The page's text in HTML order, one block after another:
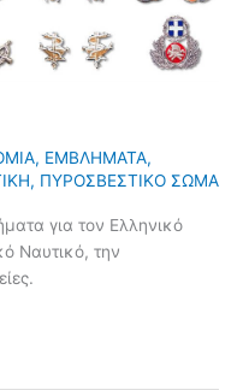
, ΕΜΒΛΗΜΑΤΑ,
, ΠΥΡΟΣΒΕΣΤΙΚΟ ΣΩΜΑ
για τον Ελληνικό
Ναυτικό, την